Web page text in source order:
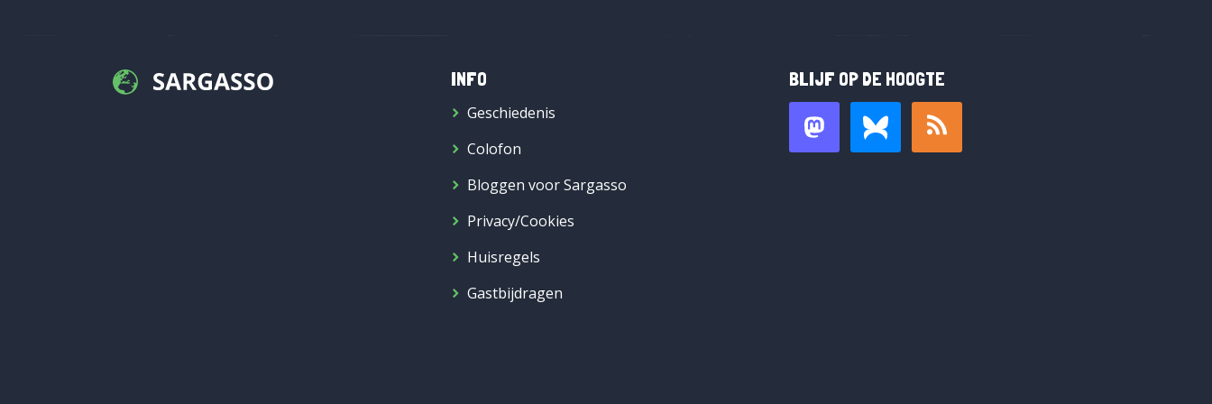
INFO
Geschiedenis
Colofon
Bloggen voor Sargasso
Privacy/Cookies
Huisregels
Gastbijdragen
BLIJF OP DE HOOGTE